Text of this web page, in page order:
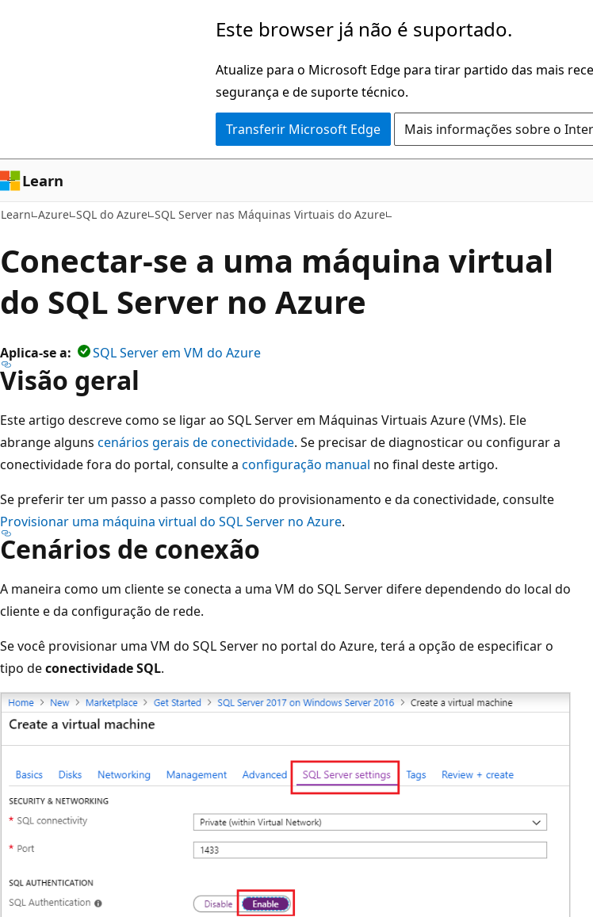
Este browser já não é suportado.
Atualize para o Microsoft Edge para tirar partido das mais
segurança e de suporte técnico.
Transferir Microsoft Edge Mais informações sobre o
Learn
Learn Azure SQL do Azure SQL Server nas Máquinas Virtuais do Azure
Conectar-se a uma máquina virtual
do SQL Server no Azure
Aplica-se a: SQL Server em VM do Azure
Visão geral
Este artigo descreve como se ligar ao SQL Server em Máquinas Virtuais Azure (VMs). Ele
abrange alguns cenários gerais de conectividade. Se precisar de diagnosticar ou configurar a
conectividade fora do portal, consulte a configuração manual no final deste artigo.
Se preferir ter um passo a passo completo do provisionamento e da conectividade, consulte
Provisionar uma máquina virtual do SQL Server no Azure.
Cenários de conexão
A maneira como um cliente se conecta a uma VM do SQL Server difere dependendo do local do
cliente e da configuração de rede.
Se você provisionar uma VM do SQL Server no portal do Azure, terá a opção de especificar o
tipo deconectividade SQL.